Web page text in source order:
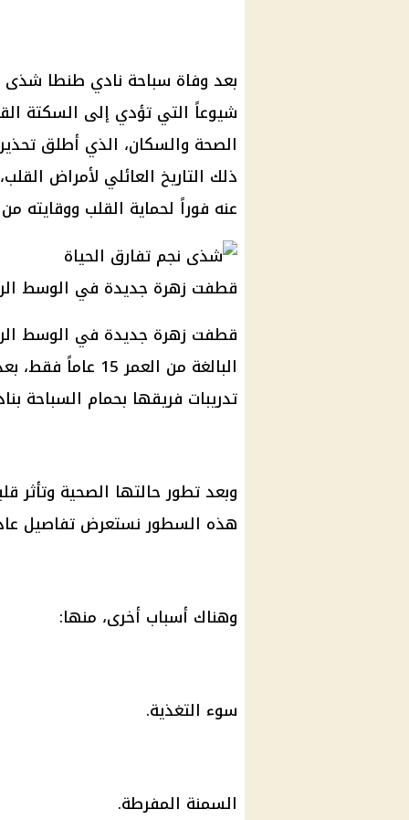
بعد وفاة سباحة نادي طنطا شذى
شيوعاً التي تؤدي إلى السكتة
الصحة والسكان، الذي أطلق
ذلك التاريخ العائلي لأمراض
عنه فوراً لحماية القلب ووقايته من
قطفت زهرة جديدة في الوسط
قطفت زهرة جديدة في الوسط
البالغة من
تدريبات فريقها بحمام السباحة
وبعد تطور حالتها الصحية وتأثر
هذه السطور نستعرض تفاصيل
وهناك أسباب أخرى، منها:
سوء التغذية.
السمنة المفرطة.